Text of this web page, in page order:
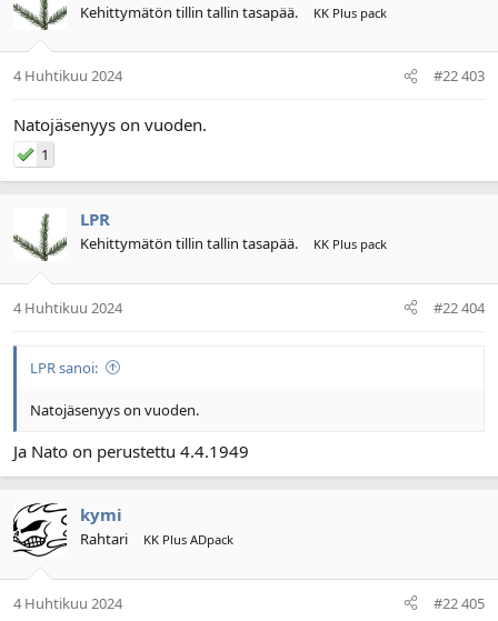
Kehittymätön tillin tallin tasapää. KK Plus pack
4 Huhtikuu 2024 #22 403
Natojäsenyys on vuoden.
1
LPR
Kehittymätön tillin tallin tasapää. KK Plus pack
4 Huhtikuu 2024 #22 404
LPR sanoi:
Natojäsenyys on vuoden.
Ja Nato on perustettu 4.4.1949
kymi
Rahtari KK Plus ADpack
4 Huhtikuu 2024 #22 405